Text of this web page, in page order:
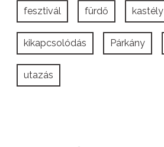
fesztivál fürdő kastély
kikapcsolódás Párkány
utazás